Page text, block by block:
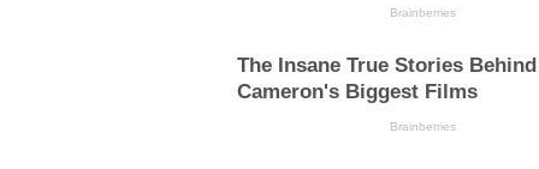
Brainberries
The Insane True Stories Behind
Cameron's Biggest Films
Brainberries